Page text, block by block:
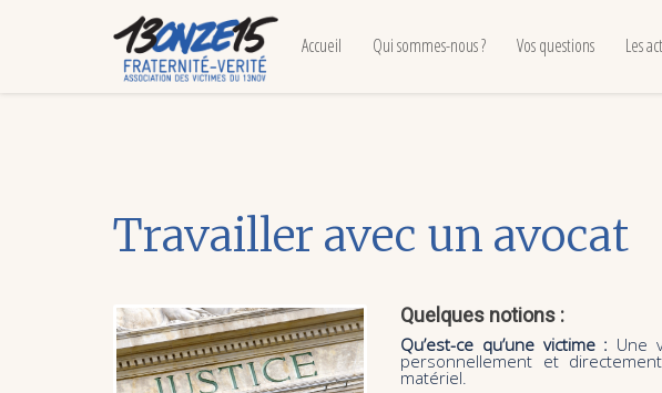
Accueil Qui sommes-nous ? Vos questions Les
Travailler avec un avocat
Quelques notions :
Qu’est-ce qu’une victime : Une
personnellement et
matériel.